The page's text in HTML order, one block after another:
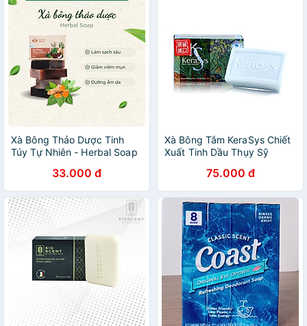
Xà Bông Thảo Dược Tinh
Túy Tự Nhiên - Herbal Soap
33.000 đ
Xà Bông Tắm KeraSys Chiết
Xuất Tinh Dầu Thụy Sỹ
Quốc 100g75.000 đ